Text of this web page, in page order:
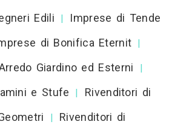
Edili |
Imprese di Tende
di Bonifica Eternit |
Giardino ed Esterni |
e Stufe |
Rivenditori di
|
Rivenditori di